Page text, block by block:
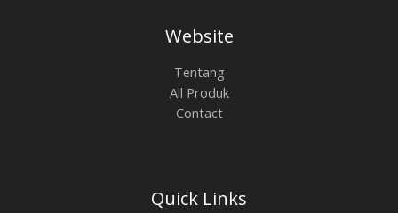
Website
Tentang
All Produk
Contact
Quick Links